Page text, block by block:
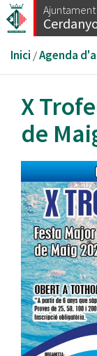
Vés
al
Esteu
aquí
Inici /Agenda
X
de